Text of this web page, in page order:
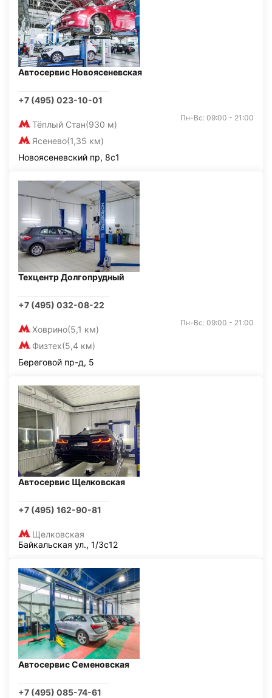
Автосервис Новоясеневская
+7 (495) 023-10-01
Тёплый Стан(930 м)
Ясенево(1,35 км)
Пн-Вс: 09:00 - 21:00
Новоясеневский пр, 8с1
Техцентр Долгопрудный
+7 (495) 032-08-22
Ховрино(5,1 км)
Физтех(5,4 км)
Пн-Вс: 09:00 - 21:00
Береговой пр-д, 5
Автосервис Щелковская
+7 (495) 162-90-81
Щелковская
Байкальская ул., 1/3с12
Автосервис Семеновская
+7 (495) 085-74-61